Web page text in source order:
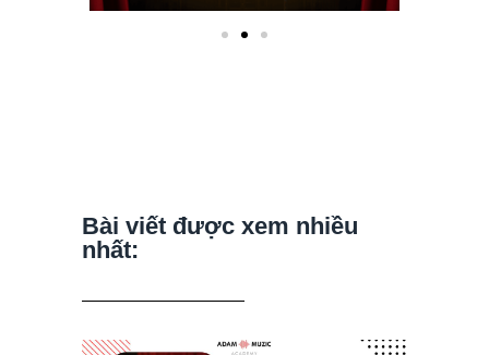
Bài viết được xem nhiều
nhất: